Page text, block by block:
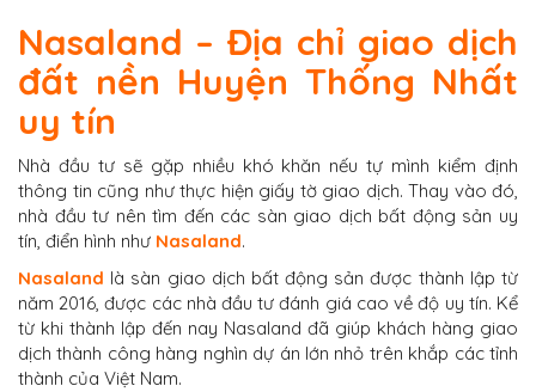
Nasaland – Địa chỉ giao dịch
đất nền Huyện Thống Nhất
uy tín
Nhà đầu tư sẽ gặp nhiều khó khăn nếu tự mình kiểm định
thông tin cũng như thực hiện giấy tờ giao dịch. Thay vào đó,
nhà đầu tư nên tìm đến các sàn giao dịch bất động sản uy
tín, điển hình như Nasaland.
Nasaland là sàn giao dịch bất động sản được thành lập từ
năm 2016, được các nhà đầu tư đánh giá cao về độ uy tín. Kể
từ khi thành lập đến nay Nasaland đã giúp khách hàng giao
dịch thành công hàng nghìn dự án lớn nhỏ trên khắp các tỉnh
thành của Việt Nam.